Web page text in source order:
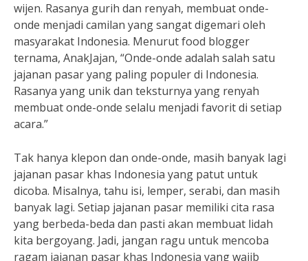
wijen. Rasanya gurih dan renyah, membuat onde-
onde menjadi camilan yang sangat digemari oleh
masyarakat Indonesia. Menurut food blogger
ternama, AnakJajan, “Onde-onde adalah salah satu
jajanan pasar yang paling populer di Indonesia.
Rasanya yang unik dan teksturnya yang renyah
membuat onde-onde selalu menjadi favorit di setiap
acara.”
Tak hanya klepon dan onde-onde, masih banyak lagi
jajanan pasar khas Indonesia yang patut untuk
dicoba. Misalnya, tahu isi, lemper, serabi, dan masih
banyak lagi. Setiap jajanan pasar memiliki cita rasa
yang berbeda-beda dan pasti akan membuat lidah
kita bergoyang. Jadi, jangan ragu untuk mencoba
ragam jajanan pasar khas Indonesia yang wajib